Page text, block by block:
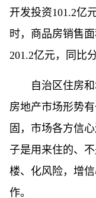
开发投资101.2亿
时，商品房销售
201.2亿元，同比
自治区住房
房地产市场形势
固，市场各方信
子是用来住的、
楼、化风险，增
作。